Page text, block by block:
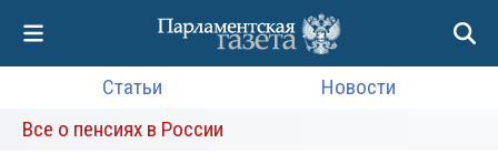
Статьи
Новости
Все о пенсиях в России